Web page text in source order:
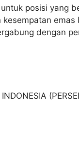
posisi yang
dengan